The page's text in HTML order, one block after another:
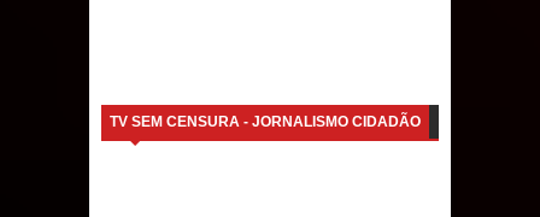
TV SEM CENSURA - JORNALISMO CIDADÃO